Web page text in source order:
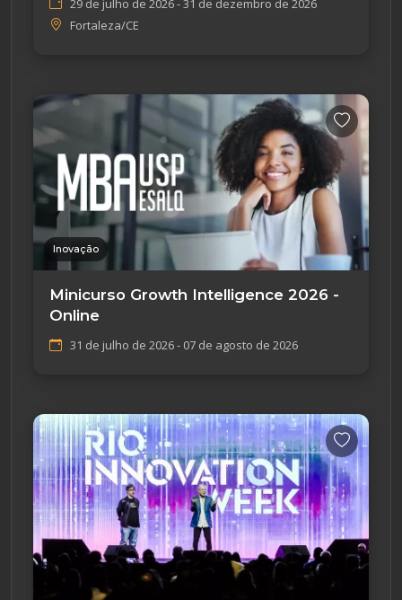
Fortaleza/CE
Inovação
Minicurso Growth Intelligence 2026 -
Online
31 de julho de 2026 - 07 de agosto de 2026